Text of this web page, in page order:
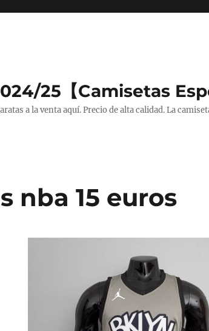
25【Camisetas
a la venta aquí. Precio de alta calidad. La
nba 15 euros